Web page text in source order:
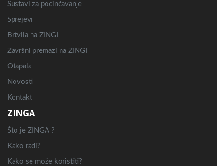
Sustavi za pocinčavanje
Sprejevi
Brtvila na ZINGI
Završni premazi na ZINGI
Otapala
Novosti
Kontakt
ZINGA
Što je ZINGA ?
Kako radi?
Kako se može koristiti?